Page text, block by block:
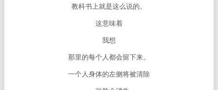
教科书上就是这么说的。
这意味着
我想
那里的每个人都会留下来。
一个人身体的左侧将被清除